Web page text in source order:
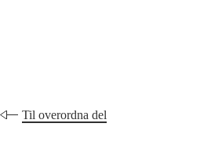
Til overordna del